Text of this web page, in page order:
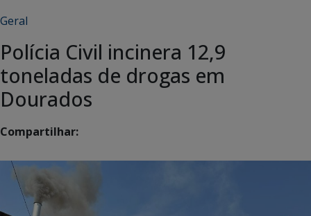
Geral
Polícia Civil incinera 12,9
toneladas de drogas em
Dourados
Compartilhar: